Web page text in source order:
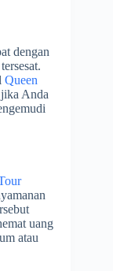
dengan
Queen
Anda
uang
atau